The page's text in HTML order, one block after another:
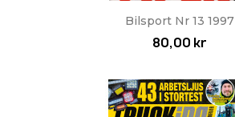
Bilsport Nr 13 1997
80,00 kr